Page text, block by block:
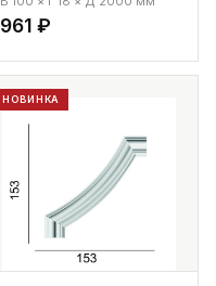
961 ₽
НОВИНКА